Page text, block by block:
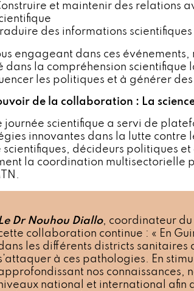
et maintenir des relations
des informations
engageant dans ces
dans la compréhension
les politiques et à générer
de la collaboration : La
journée scientifique a servi de
innovantes dans la lutte contre
scientifiques, décideurs politiques
la coordination multisectorielle
Dr Nouhou Diallo, coordinateur du
collaboration continue : « En
les différents districts
à ces pathologies. En
nos connaissances,
national et international afin